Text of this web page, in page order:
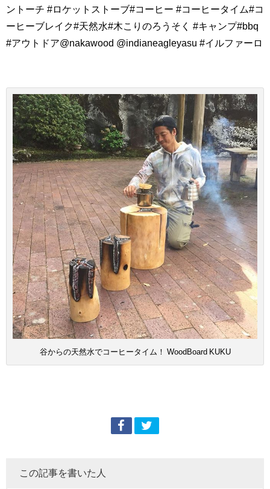
ントーチ #ロケットストーブ#コーヒー #コーヒータイム#コ
ーヒーブレイク#天然水#木こりのろうそく #キャンプ#bbq
#アウトドア@nakawood @indianeagleyasu #イルファーロ
谷からの天然水でコーヒータイム！ WoodBoard KUKU
この記事を書いた人